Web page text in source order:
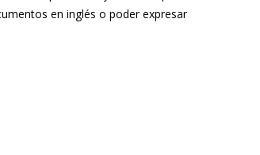
en inglés o poder expresar